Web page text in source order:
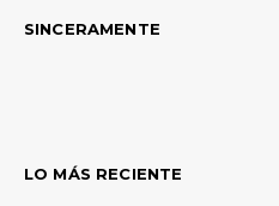
SINCERAMENTE
LO MÁS RECIENTE